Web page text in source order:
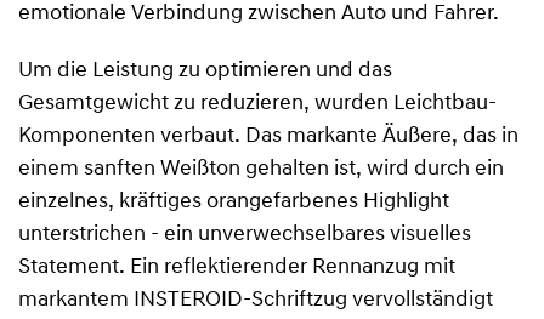
emotionale Verbindung zwischen Auto und Fahrer.
Um die Leistung zu optimieren und das
Gesamtgewicht zu reduzieren, wurden Leichtbau-
Komponenten verbaut. Das markante Äußere, das in
einem sanften Weißton gehalten ist, wird durch ein
einzelnes, kräftiges orangefarbenes Highlight
unterstrichen - ein unverwechselbares visuelles
Statement. Ein reflektierender Rennanzug mit
markantem INSTEROID-Schriftzug vervollständigt